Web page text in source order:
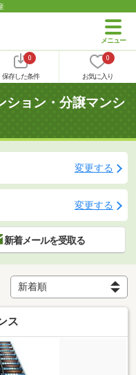
0
保存した条件
0
お気に入り
ション・分譲マンシ
変更する
変更する
新着メールを受取る
ス